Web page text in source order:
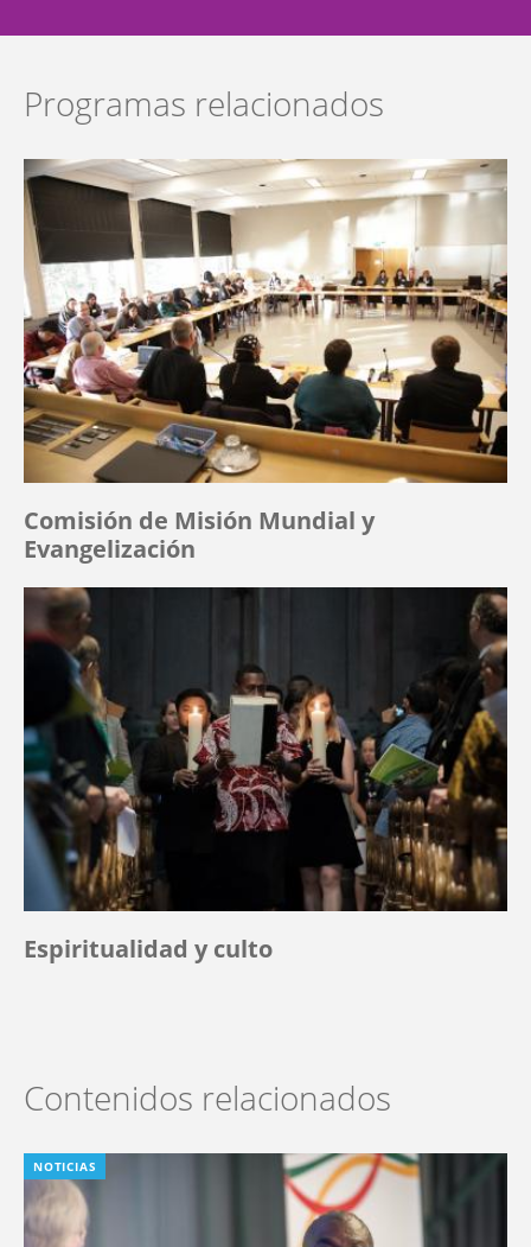
Programas relacionados
Comisión de Misión Mundial y
Evangelización
Espiritualidad y culto
Contenidos relacionados
NOTICIAS